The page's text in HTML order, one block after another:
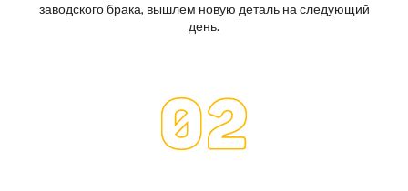
заводского брака, вышлем новую деталь на следующий
день.